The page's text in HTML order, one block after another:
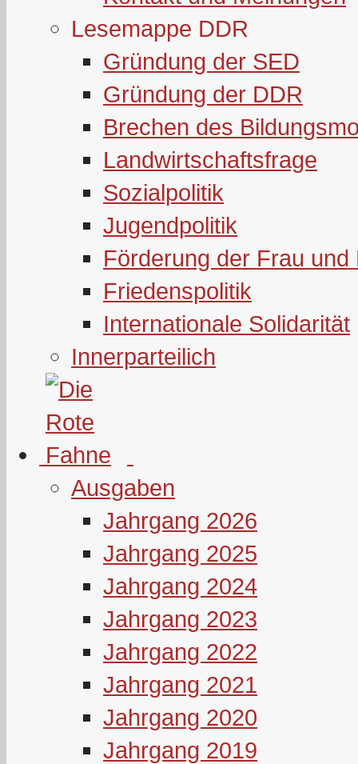
Lesemappe DDR
Gründung der SED
Gründung der DDR
Brechen des
Landwirtschaftsfrage
Sozialpolitik
Jugendpolitik
Förderung der Frau und
Friedenspolitik
Internationale Solidarität
Innerparteilich
Ausgaben
Jahrgang 2026
Jahrgang 2025
Jahrgang 2024
Jahrgang 2023
Jahrgang 2022
Jahrgang 2021
Jahrgang 2020
Jahrgang 2019